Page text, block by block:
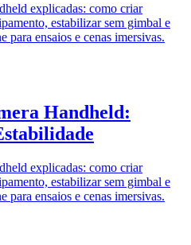
explicadas: como criar
estabilizar sem gimbal e
para ensaios e cenas imersivas.
Handheld:
explicadas: como criar
estabilizar sem gimbal e
para ensaios e cenas imersivas.